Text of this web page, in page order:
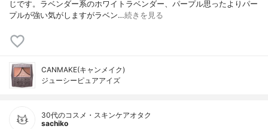
じです。ラベンダー系のホワイトラベンダー、パープル思ったよりパー
プルが強い気がしますがラベン…続きを見る
CANMAKE(キャンメイク)
ジューシーピュアアイズ
30代のコスメ・スキンケアオタク
sachiko